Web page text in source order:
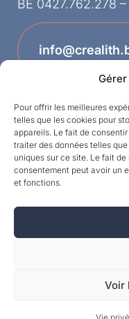
Pour offrir les meilleures
telles que les cookies pour
appareils. Le fait de
traiter des données telles
uniques sur ce site. Le fait
consentement peut avoir un
et fonctions.
Voir
BE 0427.762.278
©MPI 2026 –
Marke von
Designed by